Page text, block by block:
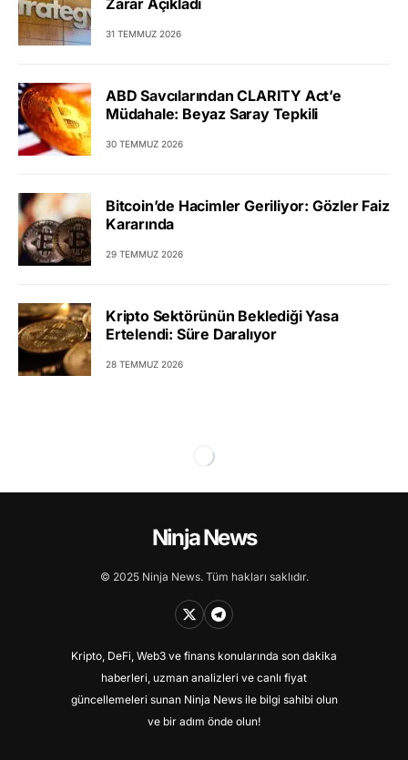
Zarar Açıkladı
31 TEMMUZ 2026
ABD Savcılarından CLARITY Act’e
Müdahale: Beyaz Saray Tepkili
30 TEMMUZ 2026
Bitcoin’de Hacimler Geriliyor: Gözler Faiz
Kararında
29 TEMMUZ 2026
Kripto Sektörünün Beklediği Yasa
Ertelendi: Süre Daralıyor
28 TEMMUZ 2026
Ninja News
© 2025 Ninja News. Tüm hakları saklıdır.
Kripto, DeFi, Web3 ve finans konularında son dakika
haberleri, uzman analizleri ve canlı fiyat
güncellemeleri sunan Ninja News ile bilgi sahibi olun
ve bir adım önde olun!